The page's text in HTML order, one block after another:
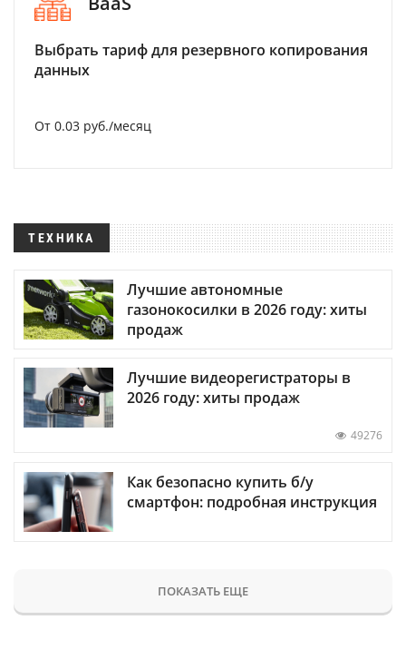
Выбрать тариф для резервного копирования
данных
От 0.03 руб./месяц
ТЕХНИКА
Лучшие автономные
газонокосилки в 2026 году: хиты
продаж
Лучшие видеорегистраторы в
2026 году: хиты продаж
49276
Как безопасно купить б/у
смартфон: подробная инструкция
ПОКАЗАТЬ ЕЩЕ